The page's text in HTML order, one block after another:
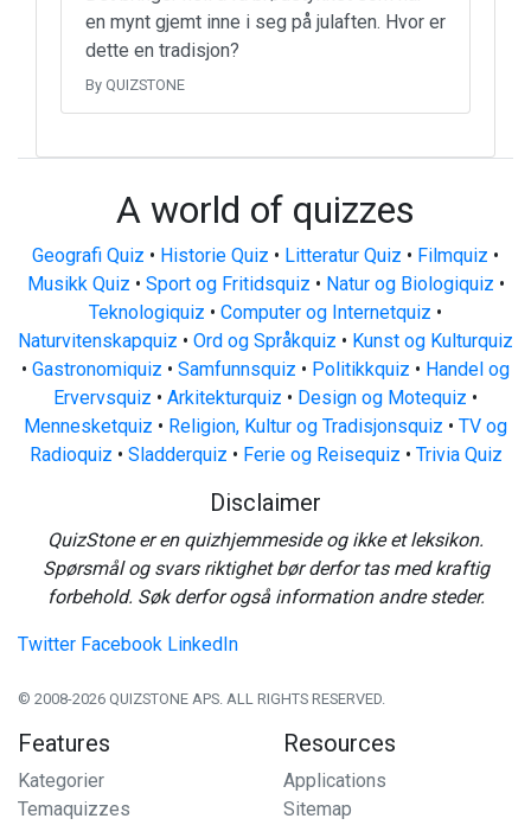
en mynt gjemt inne i seg på julaften. Hvor er
dette en tradisjon?
By QUIZSTONE
A world of quizzes
Geografi Quiz • Historie Quiz • Litteratur Quiz • Filmquiz •
Musikk Quiz • Sport og Fritidsquiz • Natur og Biologiquiz •
Teknologiquiz • Computer og Internetquiz •
Naturvitenskapquiz • Ord og Språkquiz • Kunst og Kulturquiz
• Gastronomiquiz • Samfunnsquiz • Politikkquiz • Handel og
Ervervsquiz • Arkitekturquiz • Design og Motequiz •
Mennesketquiz • Religion, Kultur og Tradisjonsquiz • TV og
Radioquiz • Sladderquiz • Ferie og Reisequiz • Trivia Quiz
Disclaimer
QuizStone er en quizhjemmeside og ikke et leksikon.
Spørsmål og svars riktighet bør derfor tas med kraftig
forbehold. Søk derfor også information andre steder.
Twitter Facebook LinkedIn
© 2008-2026 QUIZSTONE APS. ALL RIGHTS RESERVED.
Features
Kategorier
Temaquizzes
Resources
Applications
Sitemap